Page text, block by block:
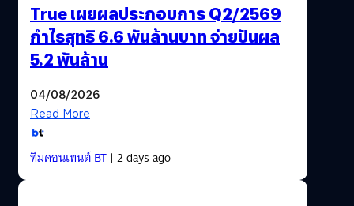
True เผยผลประกอบการ Q2/2569
กำไรสุทธิ 6.6 พันล้านบาท จ่ายปันผล
5.2 พันล้าน
04/08/2026
Read More
ทีมคอนเทนต์ BT| 2 days ago